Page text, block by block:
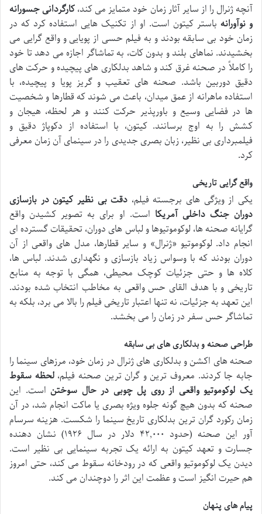
آنچه ژنرال را از سایر آثار زمان خود متمایز می کند،کارگردانی جسورانه
و نوآورانه باستر کیتون است. او از تکنیک هایی استفاده کرد که در
زمان خود بی سابقه بودند و به فیلم حسی از پویایی و واقع گرایی می
بخشیدند. نماهای بلند و بدون کات، به تماشاگر اجازه می دهد تا خود
را کاملاً در صحنه غرق کند و شاهد بدلکاری های پیچیده و حرکت های
دقیق دوربین باشد. صحنه های تعقیب و گریز پویا و پیچیده، با
استفاده ماهرانه از عمق میدان، باعث می شوند که قطارها و شخصیت
ها در فضایی وسیع و باورپذیر حرکت کنند و هر لحظه، هیجان و
کشش را به اوج برسانند. کیتون، با استفاده از دکوپاژ دقیق و
فیلمبرداری بی نظیر، زبان بصری جدیدی را در سینمای آن زمان معرفی
کرد.
واقع گرایی تاریخی
یکی از ویژگی های برجسته فیلم، دقت بی نظیر کیتون در بازسازی
دوران جنگ داخلی آمریکا است. او برای به تصویر کشیدن واقع
گرایانه صحنه ها، لوکوموتیوها و لباس های دوران، تحقیقات گسترده ای
انجام داد. لوکوموتیو «ژنرال» و سایر قطارها، مدل های واقعی از آن
دوران بودند که با وسواس زیاد بازسازی و نگهداری شدند. لباس ها،
کلاه ها و حتی جزئیات کوچک محیطی، همگی با توجه به منابع
تاریخی و با هدف القای حس واقعی به مخاطب انتخاب شده بودند.
این تعهد به جزئیات، نه تنها اعتبار تاریخی فیلم را بالا می برد، بلکه به
تماشاگر حس سفر در زمان را می بخشد.
طراحی صحنه و بدلکاری های بی سابقه
صحنه های اکشن و بدلکاری های ژنرال در زمان خود، مرزهای سینما را
جابه جا کردند. معروف ترین و گران ترین صحنه فیلم،لحظه سقوط
یک لوکوموتیو واقعی از روی پل چوبی در حال سوختناست. این
صحنه که بدون هیچ گونه جلوه ویژه بصری یا ماکت انجام شد، در آن
زمان رکورد گران ترین بدلکاری تاریخ سینما را شکست. هزینه سرسام
آور این صحنه (حدود ۴۲,۰۰۰ دلار در سال ۱۹۲۶) نشان دهنده
جسارت و تعهد کیتون به ارائه یک تجربه سینمایی بی نظیر است.
دیدن یک لوکوموتیو واقعی که در رودخانه سقوط می کند، حتی امروز
هم حیرت انگیز است و عظمت این اثر را دوچندان می کند.
پیام های پنهان